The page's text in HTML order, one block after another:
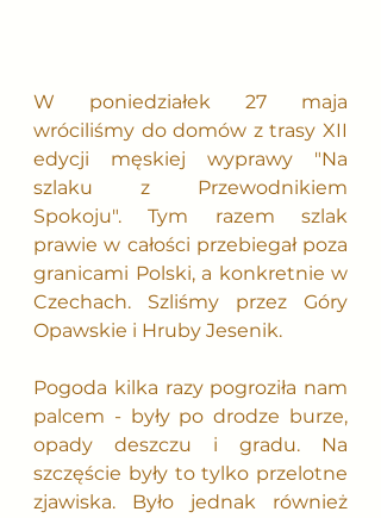
W poniedziałek 27 maja
wróciliśmy do domów z trasy XII
edycji męskiej wyprawy "Na
szlaku z Przewodnikiem
Spokoju". Tym razem szlak
prawie w całości przebiegał poza
granicami Polski, a konkretnie w
Czechach. Szliśmy przez Góry
Opawskie i Hruby Jesenik.
Pogoda kilka razy pogroziła nam
palcem - były po drodze burze,
opady deszczu i gradu. Na
szczęście były to tylko przelotne
zjawiska. Było jednak również